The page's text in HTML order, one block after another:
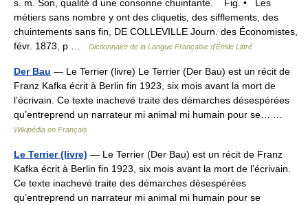
s. m. Son, qualité d une consonne chuintante. Fig. • Les
métiers sans nombre y ont des cliquetis, des sifflements, des
chuintements sans fin, DE COLLEVILLE Journ. des Économistes,
févr. 1873, p …
Dictionnaire de la Langue Française d'Émile Littré
Der Bau — Le Terrier (livre) Le Terrier (Der Bau) est un récit de
Franz Kafka écrit à Berlin fin 1923, six mois avant la mort de
l’écrivain. Ce texte inachevé traite des démarches désespérées
qu’entreprend un narrateur mi animal mi humain pour se… …
Wikipédia en Français
Le Terrier (livre) — Le Terrier (Der Bau) est un récit de Franz
Kafka écrit à Berlin fin 1923, six mois avant la mort de l’écrivain.
Ce texte inachevé traite des démarches désespérées
qu’entreprend un narrateur mi animal mi humain pour se